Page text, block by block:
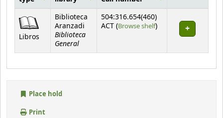
Libros
Biblioteca
Aranzadi
Biblioteca
General
504:316.654(460)
ACT (Browse shelf(Opens below)
)
Place hold
Print